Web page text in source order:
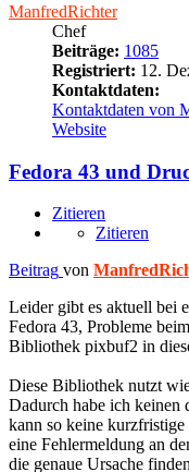
ManfredRichter
Chef
Beiträge: 1085
Registriert: 12.
Kontaktdaten:
Kontaktdaten von
Website
Fedora 43 und
Zitieren
Zitieren
Beitrag von
Leider gibt es aktuell bei
Fedora 43, Probleme
Bibliothek pixbuf2 in
Diese Bibliothek nutzt
Dadurch habe ich keinen
kann so keine
eine Fehlermeldung an
die genaue Ursache